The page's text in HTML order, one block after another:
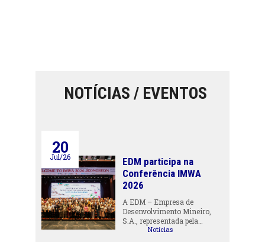
NOTÍCIAS / EVENTOS
20
Jul/26
EDM participa na
Conferência IMWA
2026
A EDM – Empresa de
Desenvolvimento Mineiro,
S.A., representada pela…
Notícias